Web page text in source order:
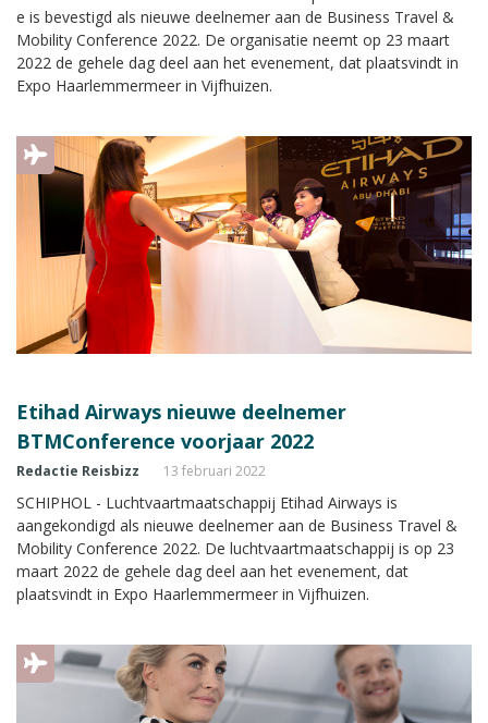
e is bevestigd als nieuwe deelnemer aan de Business Travel &
Mobility Conference 2022. De organisatie neemt op 23 maart
2022 de gehele dag deel aan het evenement, dat plaatsvindt in
Expo Haarlemmermeer in Vijfhuizen.
Etihad Airways nieuwe deelnemer
BTMConference voorjaar 2022
Redactie Reisbizz 13 februari 2022
SCHIPHOL - Luchtvaartmaatschappij Etihad Airways is
aangekondigd als nieuwe deelnemer aan de Business Travel &
Mobility Conference 2022. De luchtvaartmaatschappij is op 23
maart 2022 de gehele dag deel aan het evenement, dat
plaatsvindt in Expo Haarlemmermeer in Vijfhuizen.